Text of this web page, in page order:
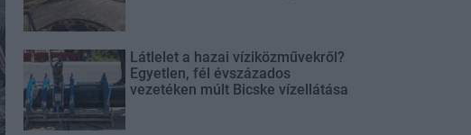
Látlelet a hazai víziközművekről?
Egyetlen, fél évszázados
vezetéken múlt Bicske vízellátása